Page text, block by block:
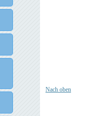
Nach oben